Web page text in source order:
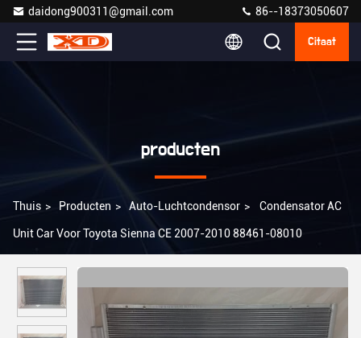
daidong900311@gmail.com 86--18373050607
Citaat
producten
Thuis > Producten > Auto-Luchtcondensor > Condensator AC
Unit Car Voor Toyota Sienna CE 2007-2010 88461-08010